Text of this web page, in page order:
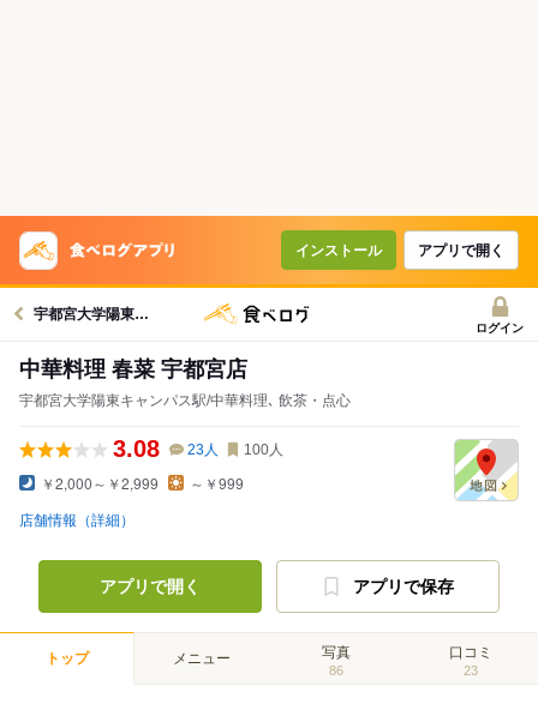
インストール アプリで開く
宇都宮大学陽東キャンパス駅グルメへ
ログイン
中華料理 春菜 宇都宮店
宇都宮大学陽東キャンパス駅/中華料理､ 飲茶・点心
3.08 23人 100人
￥2,000～￥2,999 ～￥999
店舗情報（詳細）
アプリで開く アプリで保存
トップ メニュー 写真
86
口コミ
23